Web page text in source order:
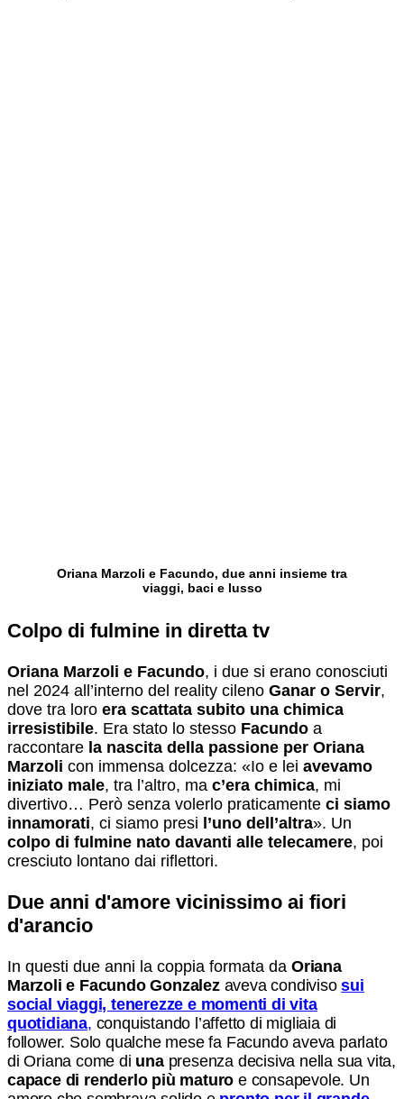
Oriana Marzoli e Facundo, due anni insieme tra
viaggi, baci e lusso
Colpo di fulmine in diretta tv
Oriana Marzoli e Facundo, i due si erano conosciuti
nel 2024 all’interno del reality cileno Ganar o Servir,
dove tra loro era scattata subito una chimica
irresistibile. Era stato lo stesso Facundo a
raccontare la nascita della passione per Oriana
Marzoli con immensa dolcezza: «Io e lei avevamo
iniziato male, tra l’altro, ma c’era chimica, mi
divertivo… Però senza volerlo praticamente ci siamo
innamorati, ci siamo presi l’uno dell’altra». Un
colpo di fulmine nato davanti alle telecamere, poi
cresciuto lontano dai riflettori.
Due anni d'amore vicinissimo ai fiori
d'arancio
In questi due anni la coppia formata da Oriana
Marzoli e Facundo Gonzalez aveva condivisosui
social viaggi, tenerezze e momenti di vita
quotidiana, conquistando l’affetto di migliaia di
follower. Solo qualche mese fa Facundo aveva parlato
di Oriana come di unapresenza decisiva nella sua vita,
capace di renderlo più maturo e consapevole. Un